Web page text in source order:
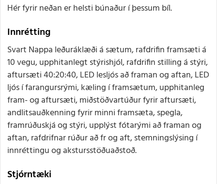
Hér fyrir neðan er helsti búnaður í þessum bíl.
Innrétting
Svart Nappa leðuráklæði á sætum, rafdrifin framsæti á
10 vegu, upphitanlegt stýrishjól, rafdrifin stilling á stýri,
aftursæti 40:20:40, LED lesljós að framan og aftan, LED
ljós í farangursrými, kæling í framsætum, upphitanleg
fram- og aftursæti, miðstöðvartúður fyrir aftursæti,
andlitsauðkenning fyrir minni framsæta, spegla,
framrúðuskjá og stýri, upplýst fótarými að framan og
aftan, rafdrifnar rúður að fr og aft, stemningslýsing í
innréttingu og akstursstöðuaðstoð.
Stjórntæki